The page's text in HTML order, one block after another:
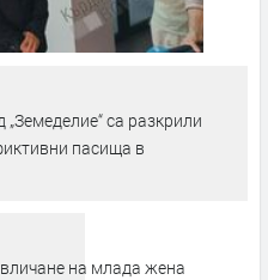
са разкрили
пасища в
на млада жена